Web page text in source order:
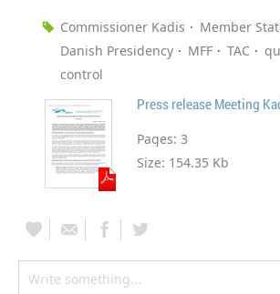
Commissioner Kadis Member
Danish Presidency
MFF TAC
control
Press release Meeting
Pages: 3
Size: 154.35 Kb